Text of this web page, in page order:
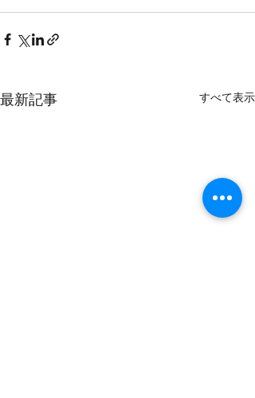
最新記事 すべて表示